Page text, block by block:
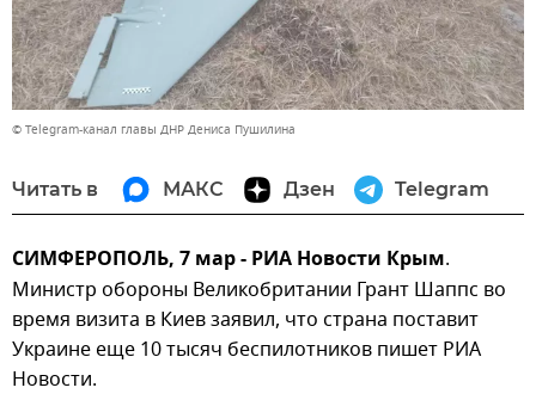
© Telegram-канал главы ДНР Дениса Пушилина
Читать в МАКС Дзен Telegram
СИМФЕРОПОЛЬ, 7 мар - РИА Новости Крым.
Министр обороны Великобритании Грант Шаппс во
время визита в Киев заявил, что страна поставит
Украине еще 10 тысяч беспилотников пишет РИА
Новости.